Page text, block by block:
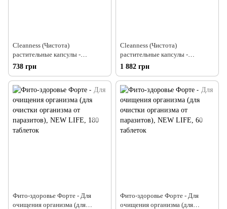
Cleanness (Чистота)
растительные капсулы -
антипаразитарное средство,
улучшает желчевыделение и
пищеварение, NEW LIFE, 60
капсул
738 грн
Cleanness (Чистота)
растительные капсулы -
антипаразитарное средство,
улучшает желчевыделение и
пищеварение, NEW LIFE, 180
капсул
1 882 грн
Фито-здоровье Форте - Для
очищения организма (для
Фито-здоровье Форте - Для
очищения организма (для